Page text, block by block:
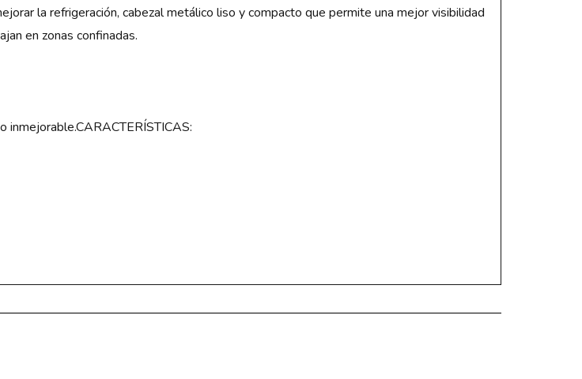
la refrigeración, cabezal metálico liso y compacto que permite una mejor visibilidad
en zonas confinadas.
inmejorable.CARACTERÍSTICAS: